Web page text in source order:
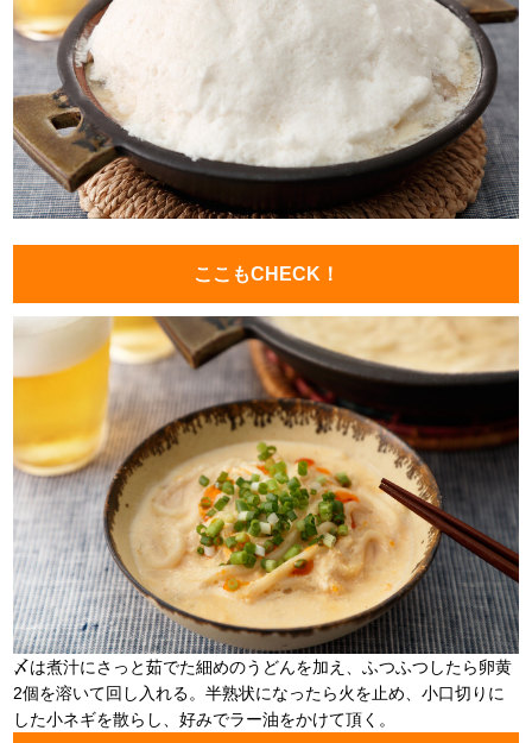
ここもCHECK！
〆は煮汁にさっと茹でた細めのうどんを加え、ふつふつしたら卵黄
2個を溶いて回し入れる。半熟状になったら火を止め、小口切りに
した小ネギを散らし、好みでラー油をかけて頂く。